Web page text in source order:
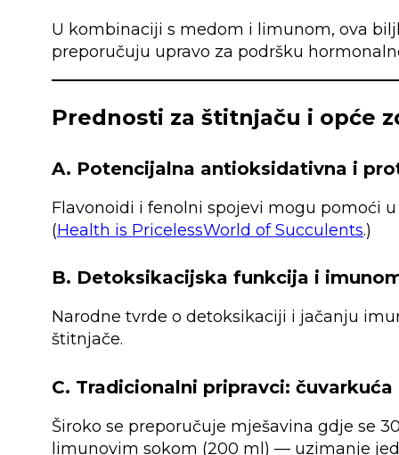
U kombinaciji s medom i limunom, ova
preporučuju upravo za podršku
Prednosti za štitnjaču i opće
A. Potencijalna antioksidativna i
Flavonoidi i fenolni spojevi mogu pomoći
(Health is PricelessWorld of Succulents.)
B. Detoksikacijska funkcija i
Narodne tvrde o detoksikaciji i jačanju
štitnjače.
C. Tradicionalni pripravci: čuvarkuća
Široko se preporučuje mješavina gdje se
limunovim sokom (200 ml) — uzimanje